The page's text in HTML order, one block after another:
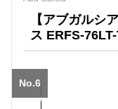
【アブガルシ
ス ERFS-
No.6